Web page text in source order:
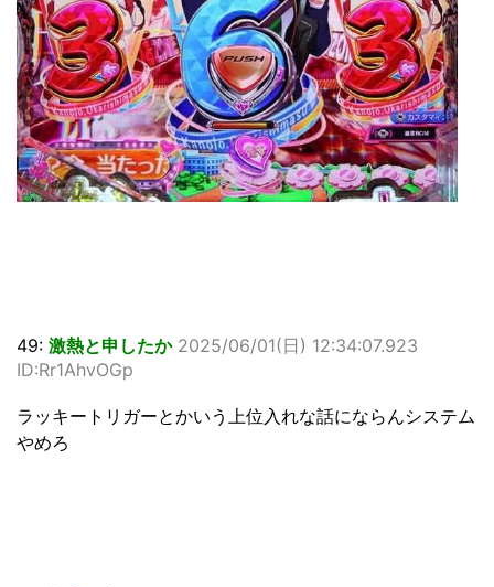
49: 激熱と申したか 2025/06/01(日) 12:34:07.923
ID:Rr1AhvOGp
ラッキートリガーとかいう上位入れな話にならんシステム
やめろ